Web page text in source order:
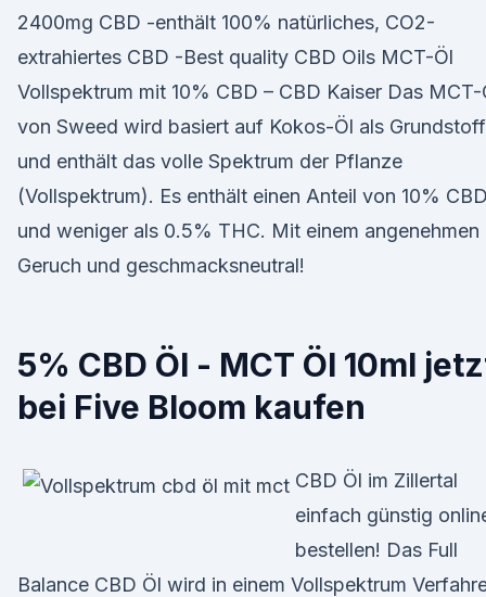
2400mg CBD -enthält 100% natürliches, CO2-
extrahiertes CBD -Best quality CBD Oils MCT-Öl
Vollspektrum mit 10% CBD – CBD Kaiser Das MCT-
von Sweed wird basiert auf Kokos-Öl als Grundstoff
und enthält das volle Spektrum der Pflanze
(Vollspektrum). Es enthält einen Anteil von 10%
und weniger als 0.5% THC. Mit einem angenehmen
Geruch und geschmacksneutral!
5% CBD Öl - MCT Öl 10ml
bei Five Bloom kaufen
CBD Öl im Zillertal
einfach günstig
bestellen! Das Full
Balance CBD Öl wird in einem Vollspektrum